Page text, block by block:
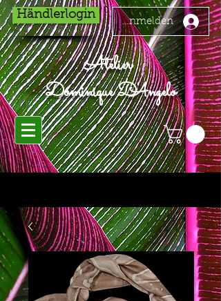
Händlerlogin
Anmelden
Atelier
Dominique D'Angelo